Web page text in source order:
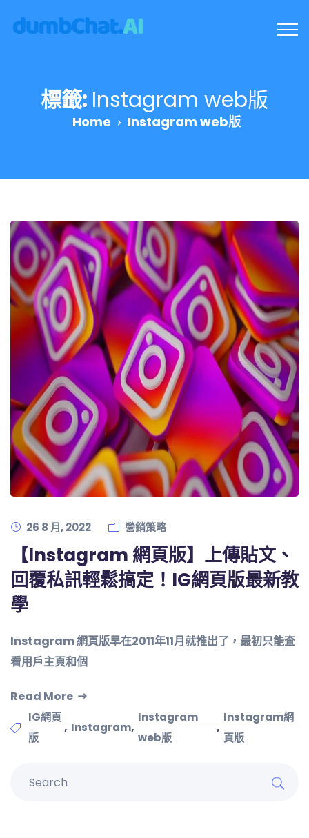
標籤: Instagram web版
Home Instagram web版
26 8 月, 2022 營銷策略
【Instagram 網頁版】上傳貼文、
回覆私訊輕鬆搞定！IG網頁版最新教
學
Instagram 網頁版早在2011年11月就推出了，最初只能查
看用戶主頁和個
Read More
IG網頁
版
, Instagram,
Instagram
web版
,
Instagram網
頁版